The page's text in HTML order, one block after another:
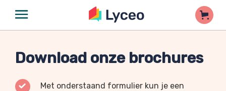
Download onze brochures
Met onderstaand formulier kun je een